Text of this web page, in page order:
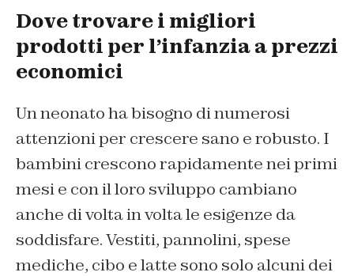
Dove trovare i migliori
prodotti per l’infanzia a prezzi
economici
Un neonato ha bisogno di numerosi
attenzioni per crescere sano e robusto. I
bambini crescono rapidamente nei primi
mesi e con il loro sviluppo cambiano
anche di volta in volta le esigenze da
soddisfare. Vestiti, pannolini, spese
mediche, cibo e latte sono solo alcuni dei